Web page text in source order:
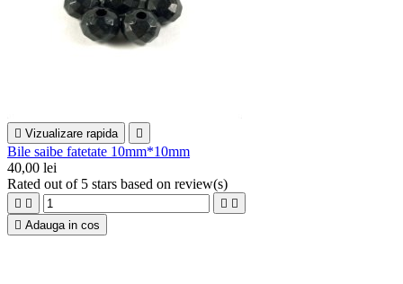
 Vizualizare rapida 
Bile saibe fatetate 10mm*10mm
40,00 lei
Rated out of 5 stars based on review(s)
   
 Adauga in cos